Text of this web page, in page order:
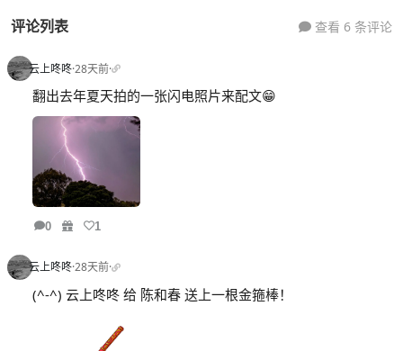
评论列表 查看 6 条评论
云上咚咚·28天前·
翻出去年夏天拍的一张闪电照片来配文😁
0 1
云上咚咚·28天前·
(^-^) 云上咚咚 给 陈和春 送上一根金箍棒！